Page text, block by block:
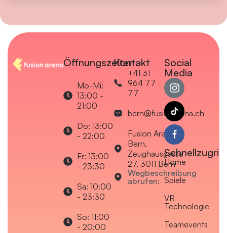
Öffnungszeiten
Mo-Mi:
13:00 -
21:00
Do: 13:00
- 22:00
Fr: 13:00
- 23:30
Sa: 10:00
- 23:30
So: 11:00
- 20:00
Kontakt
+41 31
964 77
77
bern@fusionarena.ch
Fusion Arena
Bern,
Zeughausgasse
27, 3011 Bern
Wegbeschreibung
abrufen:
Social
Media
Home
Spiele
VR
Technologie
Teamevents